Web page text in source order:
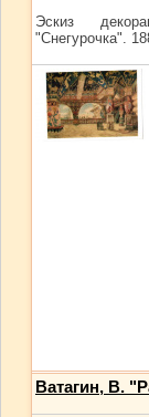
Эскиз
"Снегурочка".
Ватагин, В.